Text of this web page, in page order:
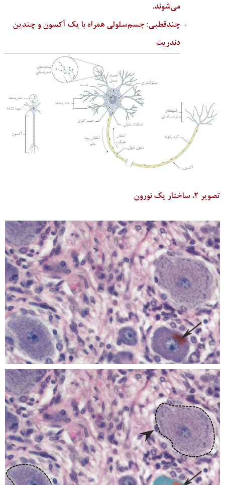
می‌شوند.
چندقطبی: جسم‌سلولی همراه با یک آکسون و چندین
دندریت
تصویر 2، ساختار یک نورون